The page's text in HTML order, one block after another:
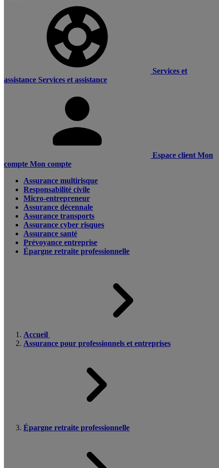
Services et
assistance Services et assistance
Espace client Mon
compte Mon compte
Assurance multirisque
Responsabilité civile
Micro-entrepreneur
Assurance décennale
Assurance transports
Assurance cyber risques
Assurance santé
Prévoyance entreprise
Épargne retraite professionnelle
Accueil
Assurance pour professionnels et entreprises
Épargne retraite professionnelle